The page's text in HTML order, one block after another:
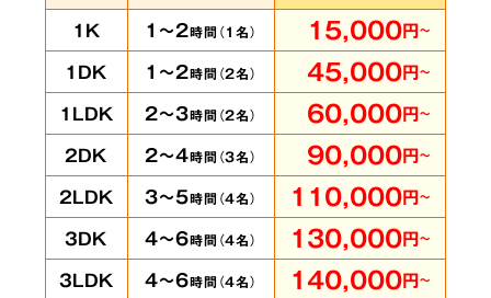
5 賃貸物件・ホテルの
客室も承ります
即時に
対応可能
1K
1～2時間（1名） 15,000円～
1DK 1～2時間（2名） 45,000円～
1LDK 2～3時間（2名） 60,000円～
2DK 2～4時間（3名） 90,000円～
2LDK 3～5時間（4名） 110,000円～
3DK 4～6時間（4名） 130,000円～
3LDK 4～6時間（4名） 140,000円～